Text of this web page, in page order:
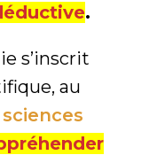
.
s’inscrit
au
sciences